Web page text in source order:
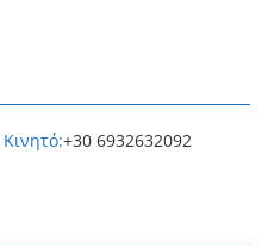
Κινητό:+30 6932632092